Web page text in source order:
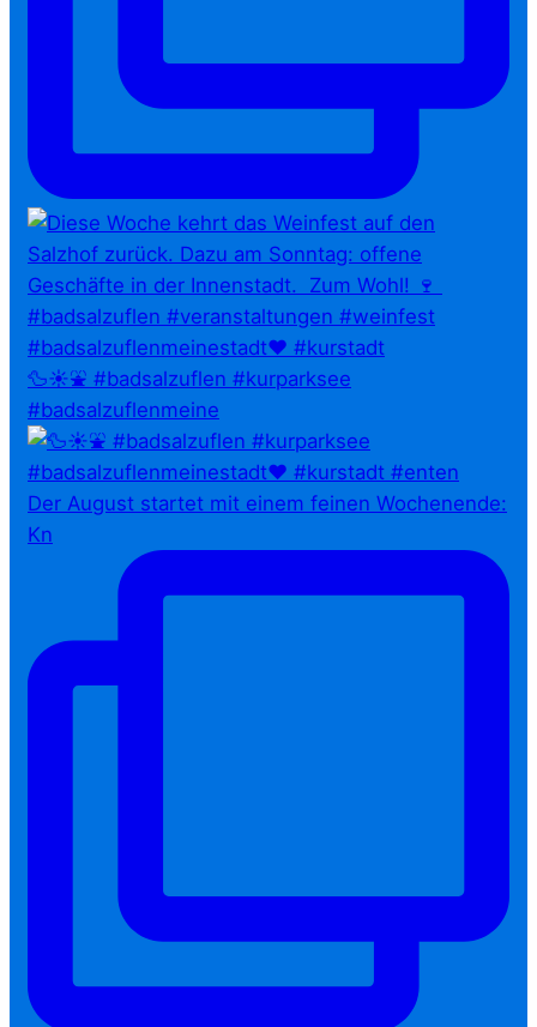
🦆☀️⛲ #badsalzuflen #kurparksee
#badsalzuflenmeine
Der August startet mit einem feinen Wochenende:
Kn